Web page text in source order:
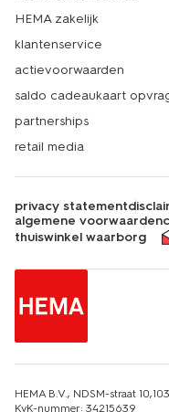
HEMA zakelijk
klantenservice
actievoorwaarden
saldo cadeaukaart
partnerships
retail media
privacy statement
algemene voorwaarden
thuiswinkel waarborg
HEMA B.V., NDSM-straat
KvK-nummer: 34215639